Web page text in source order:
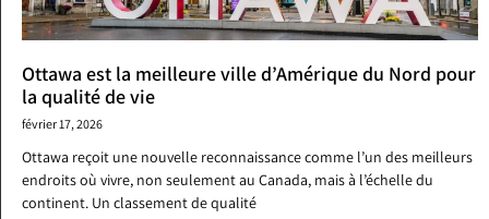
Ottawa est la meilleure ville d’Amérique du Nord pour
la qualité de vie
février 17, 2026
Ottawa reçoit une nouvelle reconnaissance comme l’un des meilleurs
endroits où vivre, non seulement au Canada, mais à l’échelle du
continent. Un classement de qualité